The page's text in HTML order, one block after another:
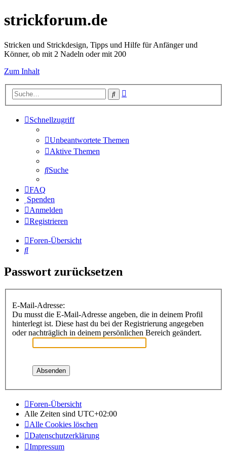
strickforum.de
Stricken und Strickdesign, Tipps und Hilfe für Anfänger und
Könner, ob mit 2 Nadeln oder mit 200
Zum Inhalt
Suche
Schnellzugriff
Unbeantwortete Themen
Aktive Themen
Suche
FAQ
Spenden
Anmelden
Registrieren
Foren-Übersicht
Suche
Passwort zurücksetzen
E-Mail-Adresse:
Du musst die E-Mail-Adresse angeben, die in deinem Profil
hinterlegt ist. Diese hast du bei der Registrierung angegeben
oder nachträglich in deinem persönlichen Bereich geändert.
Foren-Übersicht
Alle Zeiten sind UTC+02:00
Alle Cookies löschen
Datenschutzerklärung
Impressum